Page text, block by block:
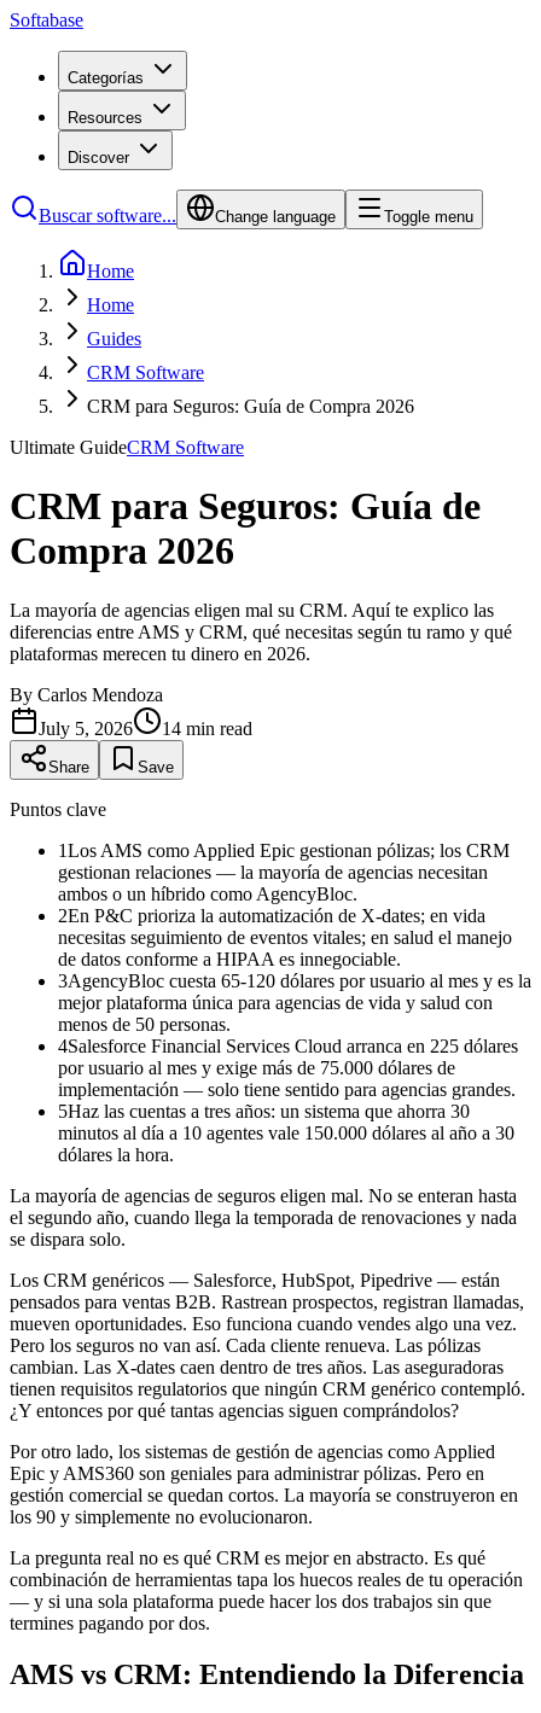
Softabase
Categorías
Resources
Discover
Buscar software... Change language Toggle menu
Home
Home
Guides
CRM Software
CRM para Seguros: Guía de Compra 2026
Ultimate GuideCRM Software
CRM para Seguros: Guía de
Compra 2026
La mayoría de agencias eligen mal su CRM. Aquí te explico las
diferencias entre AMS y CRM, qué necesitas según tu ramo y qué
plataformas merecen tu dinero en 2026.
By Carlos Mendoza
July 5, 2026
14 min read
Share Save
Puntos clave
1Los AMS como Applied Epic gestionan pólizas; los CRM
gestionan relaciones — la mayoría de agencias necesitan
ambos o un híbrido como AgencyBloc.
2En P&C prioriza la automatización de X-dates; en vida
necesitas seguimiento de eventos vitales; en salud el manejo
de datos conforme a HIPAA es innegociable.
3AgencyBloc cuesta 65-120 dólares por usuario al mes y es la
mejor plataforma única para agencias de vida y salud con
menos de 50 personas.
4Salesforce Financial Services Cloud arranca en 225 dólares
por usuario al mes y exige más de 75.000 dólares de
implementación — solo tiene sentido para agencias grandes.
5Haz las cuentas a tres años: un sistema que ahorra 30
minutos al día a 10 agentes vale 150.000 dólares al año a 30
dólares la hora.
La mayoría de agencias de seguros eligen mal. No se enteran hasta
el segundo año, cuando llega la temporada de renovaciones y nada
se dispara solo.
Los CRM genéricos — Salesforce, HubSpot, Pipedrive — están
pensados para ventas B2B. Rastrean prospectos, registran llamadas,
mueven oportunidades. Eso funciona cuando vendes algo una vez.
Pero los seguros no van así. Cada cliente renueva. Las pólizas
cambian. Las X-dates caen dentro de tres años. Las aseguradoras
tienen requisitos regulatorios que ningún CRM genérico contempló.
¿Y entonces por qué tantas agencias siguen comprándolos?
Por otro lado, los sistemas de gestión de agencias como Applied
Epic y AMS360 son geniales para administrar pólizas. Pero en
gestión comercial se quedan cortos. La mayoría se construyeron en
los 90 y simplemente no evolucionaron.
La pregunta real no es qué CRM es mejor en abstracto. Es qué
combinación de herramientas tapa los huecos reales de tu operación
— y si una sola plataforma puede hacer los dos trabajos sin que
termines pagando por dos.
AMS vs CRM: Entendiendo la Diferencia